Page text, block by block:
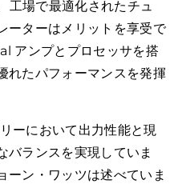
工場で最適化されたチュ
ーターはメリットを享受で
アンプとプロセッサを搭
れたパフォーマンスを発揮
ーにおいて出力性能と現
バランスを実現していま
ーン・ワッツは述べていま